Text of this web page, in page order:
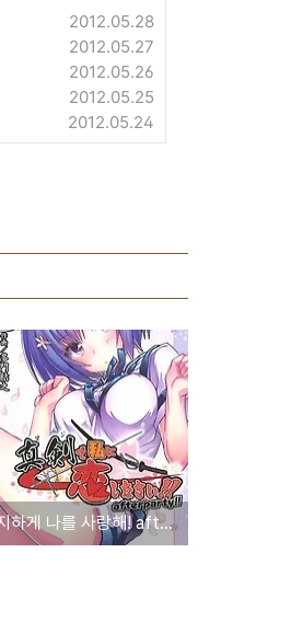
2012.05.28
2012.05.27
2012.05.26
2012.05.25
2012.05.24
진지하게 나를 사랑해! afterparty!! 2 발매